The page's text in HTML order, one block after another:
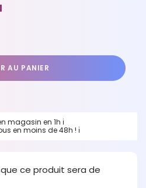
AU PANIER
magasin en 1h ℹ
en moins de 48h ! ℹ
ce produit sera de